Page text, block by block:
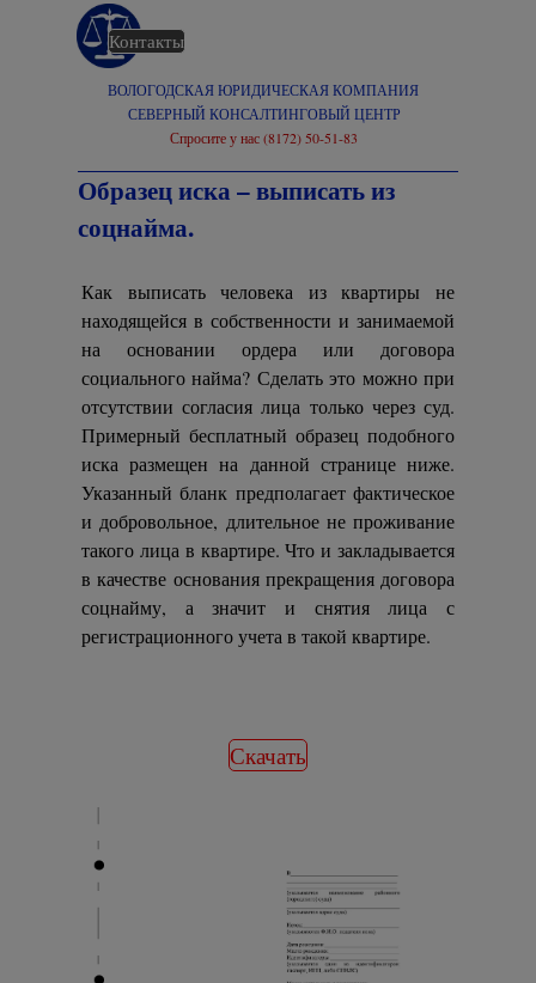
Перейти к контенту
СЕВЕРНЫЙ КОНСАЛТИНГОВЫЙ ЦЕНТР
ВОЛОГОДСКАЯ ЮРИДИЧЕСКАЯ КОМПАНИЯ
Спросите у нас (8172) 50-51-83
Главная
Контакты
Образец иска – выписать из
соцнайма.
Как выписать человека из квартиры не
находящейся в собственности и занимаемой
на основании ордера или договора
социального найма? Сделать это можно при
отсутствии согласия лица только через суд.
Примерный бесплатный образец подобного
иска размещен на данной странице ниже.
Указанный бланк предполагает фактическое
и добровольное, длительное не проживание
такого лица в квартире. Что и закладывается
в качестве основания прекращения договора
соцнайму, а значит и снятия лица с
регистрационного учета в такой квартире.
Скачать